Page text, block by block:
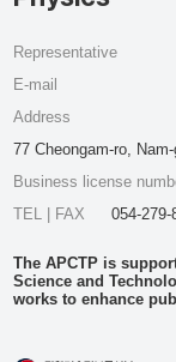
Representative
E-mail
Address
77 Cheongam-ro,
Business license
TEL | FAX
054-279-
The APCTP is
Science and
works to enhance